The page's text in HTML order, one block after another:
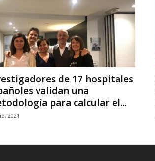
de 17 hospitales
validan una
para calcular el...
2021